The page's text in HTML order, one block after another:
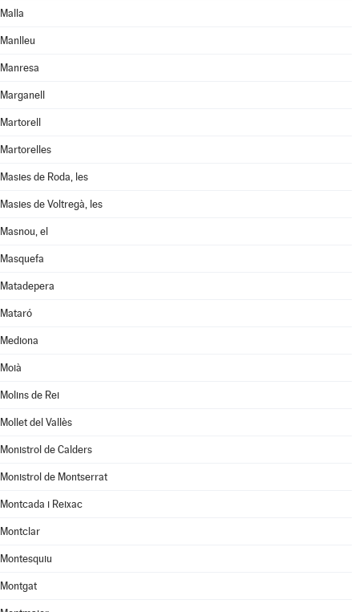
Malla
Manlleu
Manresa
Marganell
Martorell
Martorelles
Masies de Roda, les
Masies de Voltregà, les
Masnou, el
Masquefa
Matadepera
Mataró
Mediona
Moià
Molins de Rei
Mollet del Vallès
Monistrol de Calders
Monistrol de Montserrat
Montcada i Reixac
Montclar
Montesquiu
Montgat